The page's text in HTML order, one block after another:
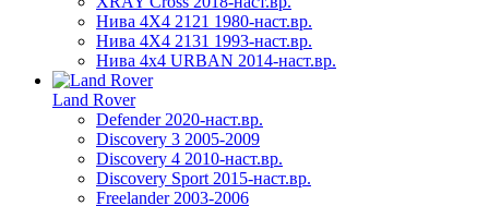
Нива 4X4 2121 1980-наст.вр.
Нива 4X4 2131 1993-наст.вр.
Нива 4х4 URBAN 2014-наст.вр.
Land Rover
Defender 2020-наст.вр.
Discovery 3 2005-2009
Discovery 4 2010-наст.вр.
Discovery Sport 2015-наст.вр.
Freelander 2003-2006